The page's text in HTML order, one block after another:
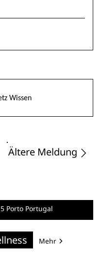
Wissen
Ältere Meldung
Porto Portugal
Mehr